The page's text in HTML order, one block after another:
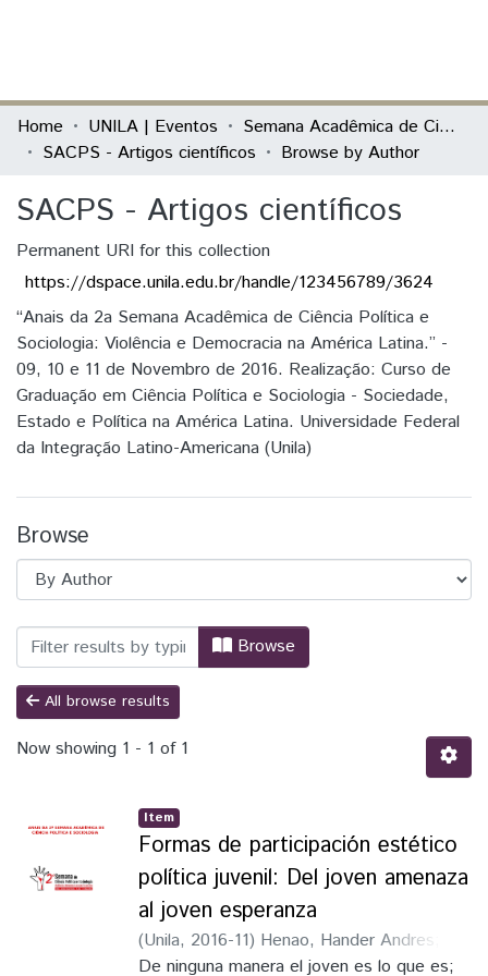
Communities & Collections
All of DSpace
Home UNILA | Eventos
Semana Acadêmica de Ciência Política e Sociologia (SACPS)
SACPS - Artigos científicos
Browse by Author
SACPS - Artigos científicos
Permanent URI for this collection
https://dspace.unila.edu.br/handle/123456789/3624
“Anais da 2a Semana Acadêmica de Ciência Política e
Sociologia: Violência e Democracia na América Latina.” -
09, 10 e 11 de Novembro de 2016. Realização: Curso de
Graduação em Ciência Política e Sociologia - Sociedade,
Estado e Política na América Latina. Universidade Federal
da Integração Latino-Americana (Unila)
Browse
Browsing SACPS - Artigos científicos
Browse
All browse results
Now showing 1 - 1 of 1
Item
Formas de participación estético
política juvenil: Del joven amenaza
al joven esperanza
(Unila, 2016-11) Henao, Hander Andres
Maula González, María ;Osorio, Luz
De ninguna manera el joven es lo que es;